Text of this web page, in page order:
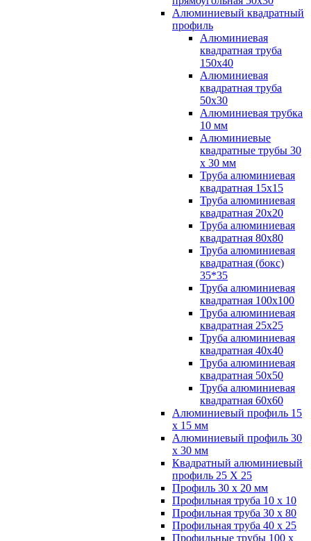
Алюминиевый квадратный
профиль
Алюминиевая
квадратная труба
150х40
Алюминиевая
квадратная труба
50х30
Алюминиевая трубка
10 мм
Алюминиевые
квадратные трубы 30
х 30 мм
Труба алюминиевая
квадратная 15х15
Труба алюминиевая
квадратная 20х20
Труба алюминиевая
квадратная 80х80
Труба алюминиевая
квадратная (бокс)
35*35
Труба алюминиевая
квадратная 100х100
Труба алюминиевая
квадратная 25х25
Труба алюминиевая
квадратная 40х40
Труба алюминиевая
квадратная 50х50
Труба алюминиевая
квадратная 60х60
Алюминиевый профиль 15
х 15 мм
Алюминиевый профиль 30
х 30 мм
Квадратный алюминиевый
профиль 25 Х 25
Профиль 30 х 20 мм
Профильная труба 10 х 10
Профильная труба 30 х 80
Профильная труба 40 х 25
Профильные трубы 100 х